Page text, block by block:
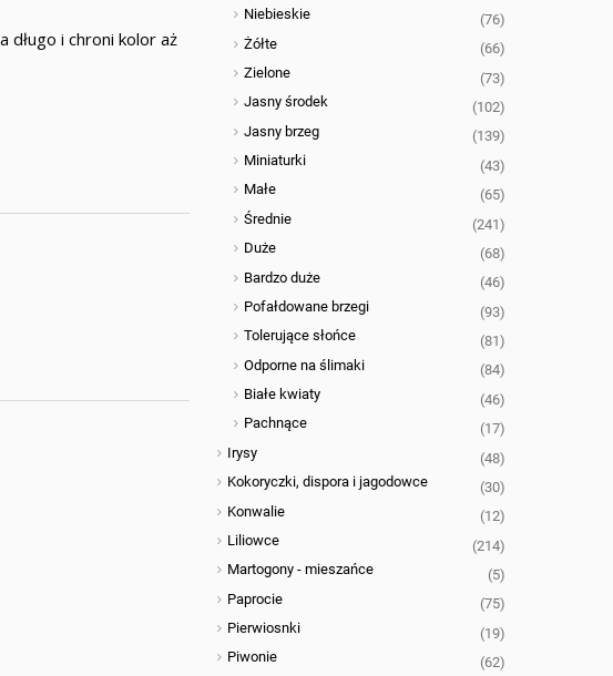
długo i chroni kolor aż
Niebieskie
(76)
Żółte
(66)
Zielone
(73)
Jasny środek
(102)
Jasny brzeg
(139)
Miniaturki
(43)
Małe
(65)
Średnie
(241)
Duże
(68)
Bardzo duże
(46)
Pofałdowane brzegi
(93)
Tolerujące słońce
(81)
Odporne na ślimaki
(84)
Białe kwiaty
(46)
Pachnące
(17)
Irysy
(48)
Kokoryczki, dispora i jagodowce
(30)
Konwalie
(12)
Liliowce
(214)
Martogony - mieszańce
(5)
Paprocie
(75)
Pierwiosnki
(19)
Piwonie
(62)